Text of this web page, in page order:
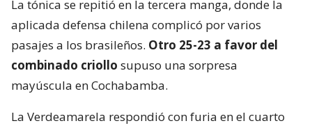
La tónica se repitió en la tercera manga, donde la
aplicada defensa chilena complicó por varios
pasajes a los brasileños. Otro 25-23 a favor del
combinado criollo supuso una sorpresa
mayúscula en Cochabamba.
La Verdeamarela respondió con furia en el cuarto